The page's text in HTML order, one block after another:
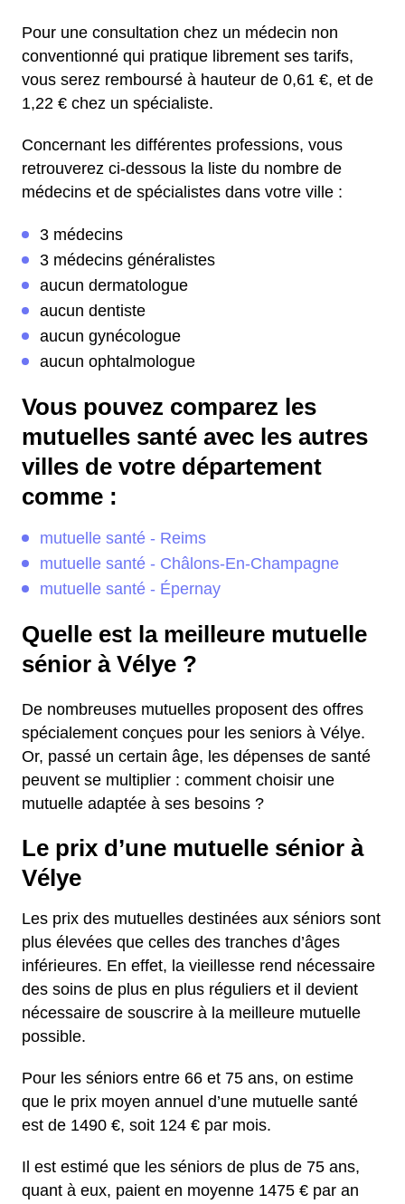
Pour une consultation chez un médecin non
conventionné qui pratique librement ses tarifs,
vous serez remboursé à hauteur de 0,61 €, et de
1,22 € chez un spécialiste.
Concernant les différentes professions, vous
retrouverez ci-dessous la liste du nombre de
médecins et de spécialistes dans votre ville :
3 médecins
3 médecins généralistes
aucun dermatologue
aucun dentiste
aucun gynécologue
aucun ophtalmologue
Vous pouvez comparez les
mutuelles santé avec les autres
villes de votre département
comme :
mutuelle santé - Reims
mutuelle santé - Châlons-En-Champagne
mutuelle santé - Épernay
Quelle est la meilleure mutuelle
sénior à Vélye ?
De nombreuses mutuelles proposent des offres
spécialement conçues pour les seniors à Vélye.
Or, passé un certain âge, les dépenses de santé
peuvent se multiplier : comment choisir une
mutuelle adaptée à ses besoins ?
Le prix d’une mutuelle sénior à
Vélye
Les prix des mutuelles destinées aux séniors sont
plus élevées que celles des tranches d’âges
inférieures. En effet, la vieillesse rend nécessaire
des soins de plus en plus réguliers et il devient
nécessaire de souscrire à la meilleure mutuelle
possible.
Pour les séniors entre 66 et 75 ans, on estime
que le prix moyen annuel d’une mutuelle santé
est de 1490 €, soit 124 € par mois.
Il est estimé que les séniors de plus de 75 ans,
quant à eux, paient en moyenne 1475 € par an